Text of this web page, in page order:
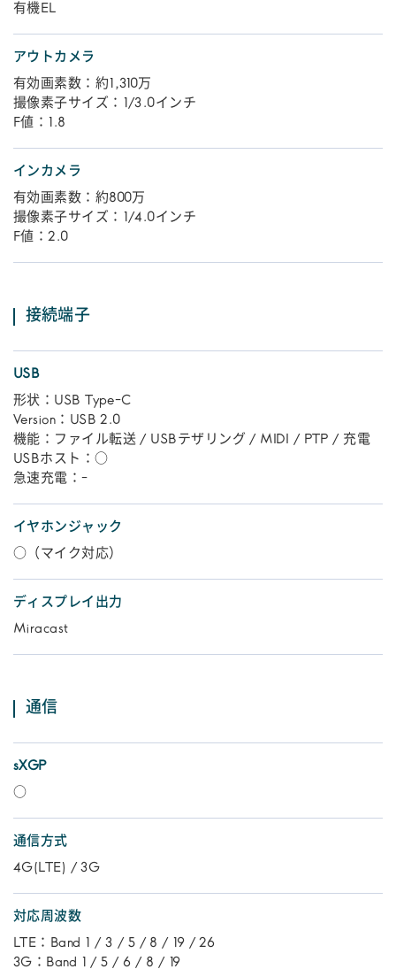
有機EL
アウトカメラ
有効画素数：約1,310万
撮像素子サイズ：1/3.0インチ
F値：1.8
インカメラ
有効画素数：約800万
撮像素子サイズ：1/4.0インチ
F値：2.0
接続端子
USB
形状：USB Type-C
Version：USB 2.0
機能：ファイル転送 / USBテザリング / MIDI / PTP / 充電
USBホスト：○
急速充電：-
イヤホンジャック
○（マイク対応）
ディスプレイ出力
Miracast
通信
sXGP
○
通信方式
4G(LTE) / 3G
対応周波数
LTE：Band 1 / 3 / 5 / 8 / 19 / 26
3G：Band 1 / 5 / 6 / 8 / 19